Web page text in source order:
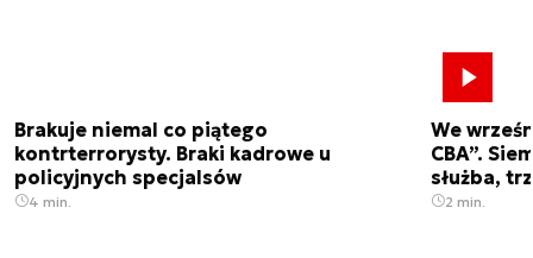
Brakuje niemal co piątego
kontrterrorysty. Braki kadrowe u
policyjnych specjalsów
4 min.
We
CBA”.
służba,
2 min.